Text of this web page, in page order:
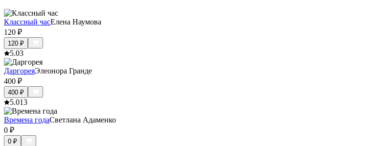
Классный часЕлена Наумова
120 ₽
120 ₽
5.03
ДаргореяЭлеонора Гранде
400 ₽
400 ₽
5.013
Времена годаСветлана Адаменко
0 ₽
0 ₽